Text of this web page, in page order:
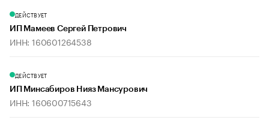
ДЕЙСТВУЕТ
ИП Мамеев Сергей Петрович
ИНН: 160601264538
ДЕЙСТВУЕТ
ИП Минсабиров Нияз Мансурович
ИНН: 160600715643